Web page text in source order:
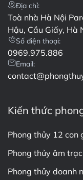
Địa chỉ:
Toà nhà Hà Nội
Hậu, Cầu Giấy, Hà
Số điện thoại:
0969.975.886
Email:
Kiến thức
Phong thủy 12 con
Phong thủy âm
Phong thủy doanh